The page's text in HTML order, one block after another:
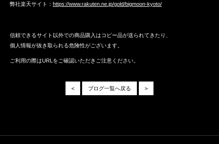
弊社楽天サイト： https://www.rakuten.ne.jp/gold/bigmoon-kyoto/
信頼できるサイト以外での商品購入はコピー品が送られてきたり、
個人情報が抜き取られる危険性がございます。
ご利用の際はURLをご確認いただきご注意ください。
>
ブログ一覧へ戻る
<